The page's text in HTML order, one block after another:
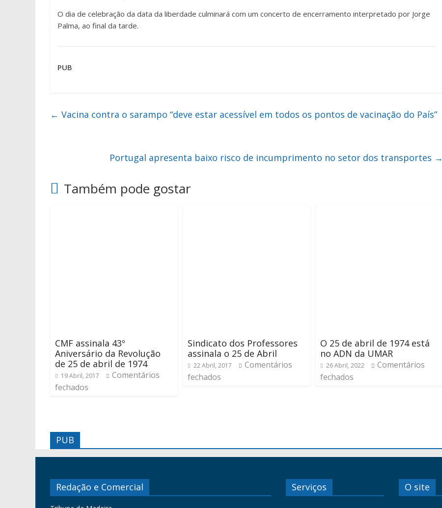
O dia de celebração da data da liberdade culminará com um concerto de encerramento interpretado por Jorge
Palma, ao final da tarde.
PUB
← Vacina contra o sarampo “deve estar acessível em todos os pontos de vacinação do País”
Portugal apresenta baixo risco de incumprimento no setor dos transportes →
Também pode gostar
CMF assinala 43º
Aniversário da Revolução
de 25 de abril de 1974
19 Abril, 2017
Comentários
fechados
Sindicato dos Professores
assinala o 25 de Abril
22 Abril, 2017
Comentários
fechados
O 25 de abril de 1974 está
no ADN da UMAR
26 Abril, 2022
Comentários
fechados
PUB
Redação e Comercial Serviços O site